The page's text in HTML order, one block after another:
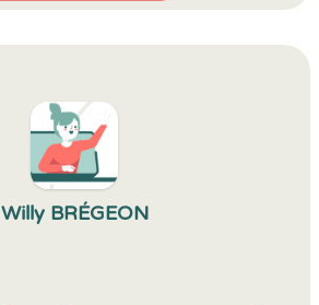
Willy BRÉGEON